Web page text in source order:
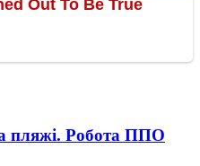
пляжі. Робота ППО